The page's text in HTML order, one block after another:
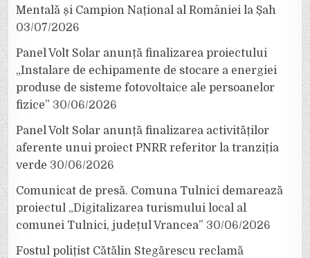
Mentală și Campion Național al României la Șah
03/07/2026
Panel Volt Solar anunță finalizarea proiectului
„Instalare de echipamente de stocare a energiei
produse de sisteme fotovoltaice ale persoanelor
fizice” 30/06/2026
Panel Volt Solar anunță finalizarea activităților
aferente unui proiect PNRR referitor la tranziția
verde 30/06/2026
Comunicat de presă. Comuna Tulnici demarează
proiectul „Digitalizarea turismului local al
comunei Tulnici, județul Vrancea” 30/06/2026
Fostul polițist Cătălin Stegărescu reclamă